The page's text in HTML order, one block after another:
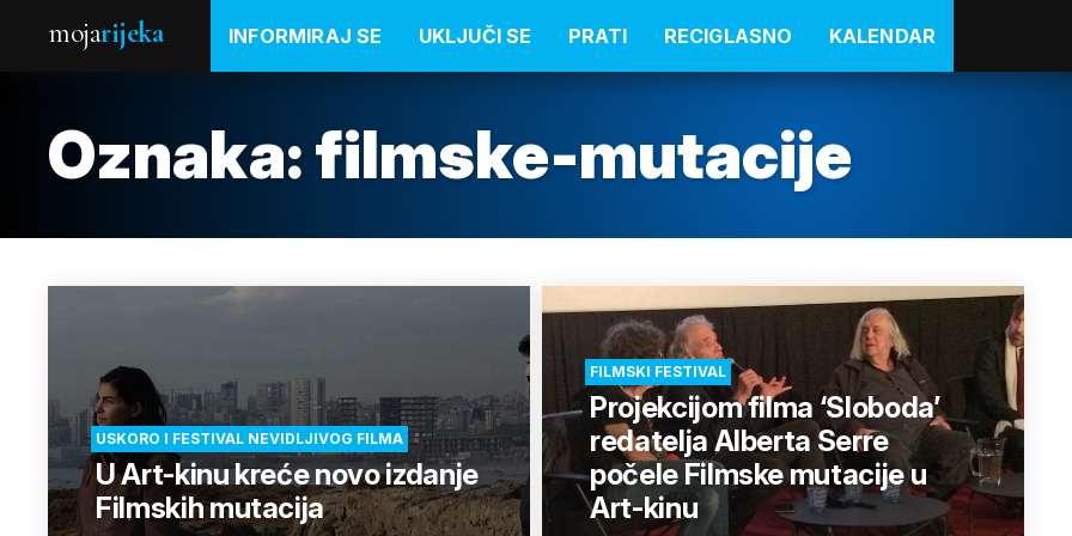
mojarijeka INFORMIRAJ SE UKLJUČI SE PRATI RECIGLASNO KALENDAR
Oznaka:filmske-mutacije
USKORO I FESTIVAL NEVIDLJIVOG FILMA
U Art-kinu kreće novo izdanje
Filmskih mutacija
FILMSKI FESTIVAL
Projekcijom filma ‘Sloboda’
redatelja Alberta Serre
počele Filmske mutacije u
Art-kinu